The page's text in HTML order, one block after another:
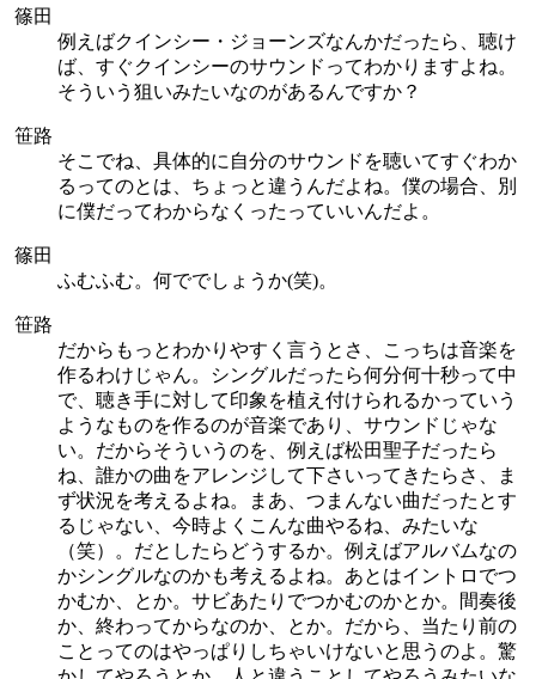
篠田
例えばクインシー・ジョーンズなんかだったら、聴け
ば、すぐクインシーのサウンドってわかりますよね。
そういう狙いみたいなのがあるんですか？
笹路
そこでね、具体的に自分のサウンドを聴いてすぐわか
るってのとは、ちょっと違うんだよね。僕の場合、別
に僕だってわからなくったっていいんだよ。
篠田
ふむふむ。何ででしょうか(笑)。
笹路
だからもっとわかりやすく言うとさ、こっちは音楽を
作るわけじゃん。シングルだったら何分何十秒って中
で、聴き手に対して印象を植え付けられるかっていう
ようなものを作るのが音楽であり、サウンドじゃな
い。だからそういうのを、例えば松田聖子だったら
ね、誰かの曲をアレンジして下さいってきたらさ、ま
ず状況を考えるよね。まあ、つまんない曲だったとす
るじゃない、今時よくこんな曲やるね、みたいな
（笑）。だとしたらどうするか。例えばアルバムなの
かシングルなのかも考えるよね。あとはイントロでつ
かむか、とか。サビあたりでつかむのかとか。間奏後
か、終わってからなのか、とか。だから、当たり前の
ことってのはやっぱりしちゃいけないと思うのよ。驚